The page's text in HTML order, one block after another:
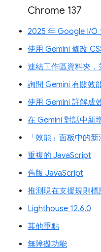
Chrome 137
2025 年 Google I/O
使用 Gemini 修改
連結工作區資料夾
詢問 Gemini 有關效
使用 Gemini 註解成
在 Gemini 對話中新
「效能」面板中的新
重複的 JavaScript
舊版 JavaScript
推測現在支援規則標
Lighthouse 12.6.0
其他重點
無障礙功能